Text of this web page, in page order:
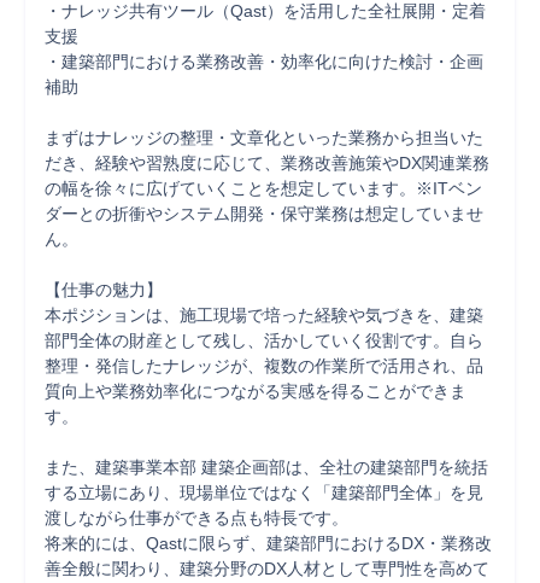
・ナレッジ共有ツール（Qast）を活用した全社展開・定着
支援
・建築部門における業務改善・効率化に向けた検討・企画
補助
まずはナレッジの整理・文章化といった業務から担当いた
だき、経験や習熟度に応じて、業務改善施策やDX関連業務
の幅を徐々に広げていくことを想定しています。※ITベン
ダーとの折衝やシステム開発・保守業務は想定していませ
ん。
【仕事の魅力】
本ポジションは、施工現場で培った経験や気づきを、建築
部門全体の財産として残し、活かしていく役割です。自ら
整理・発信したナレッジが、複数の作業所で活用され、品
質向上や業務効率化につながる実感を得ることができま
す。
また、建築事業本部 建築企画部は、全社の建築部門を統括
する立場にあり、現場単位ではなく「建築部門全体」を見
渡しながら仕事ができる点も特長です。
将来的には、Qastに限らず、建築部門におけるDX・業務改
善全般に関わり、建築分野のDX人材として専門性を高めて